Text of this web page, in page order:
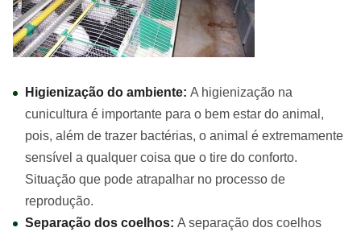
Higienização do ambiente: A higienização na
cunicultura é importante para o bem estar do animal,
pois, além de trazer bactérias, o animal é extremamente
sensível a qualquer coisa que o tire do conforto.
Situação que pode atrapalhar no processo de
reprodução.
Separação dos coelhos: A separação dos coelhos